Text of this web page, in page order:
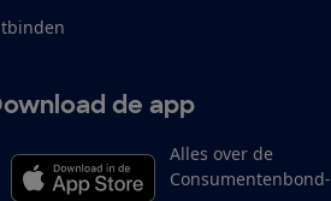
de app
Alles over de
Consumentenbond-